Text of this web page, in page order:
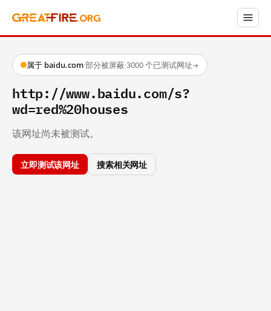
属于 baidu.com·部分被屏蔽·3000 个已测试网址→
http://www.baidu.com/s?
wd=red%20houses
该网址尚未被测试。
立即测试该网址 搜索相关网址